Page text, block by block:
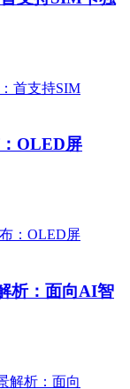
OLED屏
析：面向AI智